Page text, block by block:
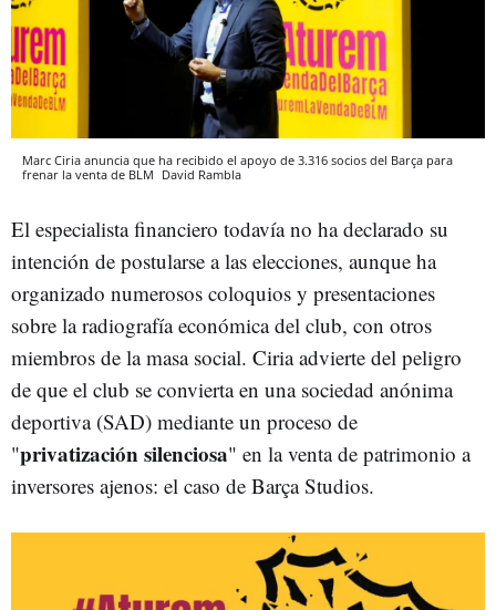
Marc Ciria anuncia que ha recibido el apoyo de 3.316 socios del Barça para
frenar la venta de BLM David Rambla
El especialista financiero todavía no ha declarado su
intención de postularse a las elecciones, aunque ha
organizado numerosos coloquios y presentaciones
sobre la radiografía económica del club, con otros
miembros de la masa social. Ciria advierte del peligro
de que el club se convierta en una sociedad anónima
deportiva (SAD) mediante un proceso de
"privatización silenciosa" en la venta de patrimonio a
inversores ajenos: el caso de Barça Studios.